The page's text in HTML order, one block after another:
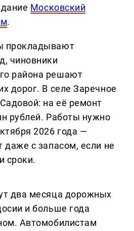
Московский
.
прокладывают
чиновники
района решают
дорог. В селе Заречное
на её ремонт
рублей. Работы нужно
2026 года —
даже с запасом, если не
сроки.
два месяца дорожных
и больше года
Автомобилистам